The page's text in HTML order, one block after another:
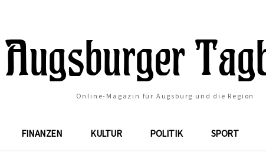
Online-Magazin für Augsburg und die Region
FINANZEN KULTUR POLITIK SPORT